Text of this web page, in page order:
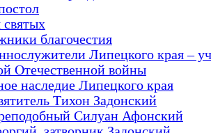
благочестия
Липецкого края –
Отечественной войны
наследие Липецкого края
Тихон Задонский
Силуан Афонский